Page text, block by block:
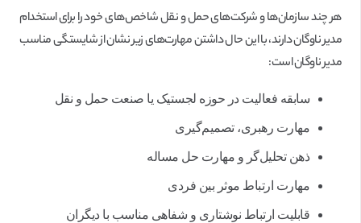
هر چند سازمان‌ها و شرکت‌های حمل و نقل شاخص‌های خود را برای استخدام
مدیر ناوگان دارند، با این حال داشتن مهارت‌های زیر نشان از شایستگی مناسب
مدیر ناوگان است:
سابقه فعالیت در حوزه لجستیک یا صنعت حمل و نقل
مهارت رهبری، تصمیم‌گیری
ذهن تحلیل‌گر و مهارت حل مساله
مهارت ارتباط موثر بین فردی
قابلیت ارتباط نوشتاری و شفاهی مناسب با دیگران